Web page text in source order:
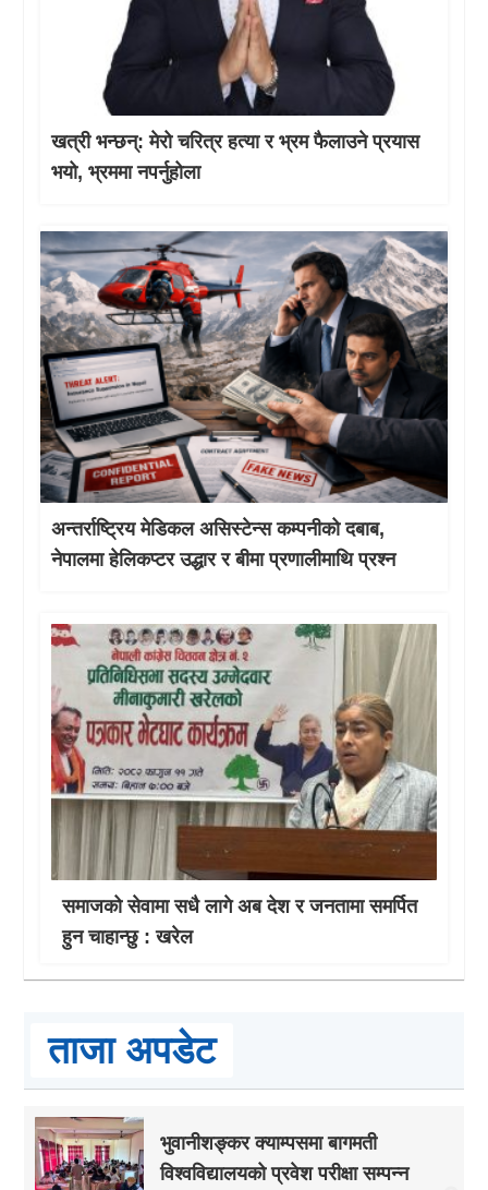
खत्री भन्छन्: मेरो चरित्र हत्या र भ्रम फैलाउने प्रयास
भयो, भ्रममा नपर्नुहोला
अन्तर्राष्ट्रिय मेडिकल असिस्टेन्स कम्पनीको दबाब,
नेपालमा हेलिकप्टर उद्धार र बीमा प्रणालीमाथि प्रश्न
समाजको सेवामा सधै लागे अब देश र जनतामा समर्पित
हुन चाहान्छु : खरेल
ताजा अपडेट
भुवानीशङ्कर क्याम्पसमा बागमती
विश्वविद्यालयको प्रवेश परीक्षा सम्पन्न